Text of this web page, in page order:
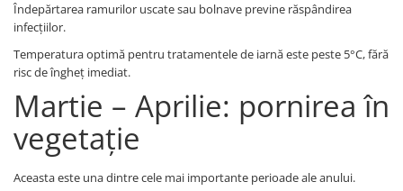
Îndepărtarea ramurilor uscate sau bolnave previne răspândirea
infecțiilor.
Temperatura optimă pentru tratamentele de iarnă este peste 5°C, fără
risc de îngheț imediat.
Martie – Aprilie: pornirea în
vegetație
Aceasta este una dintre cele mai importante perioade ale anului.